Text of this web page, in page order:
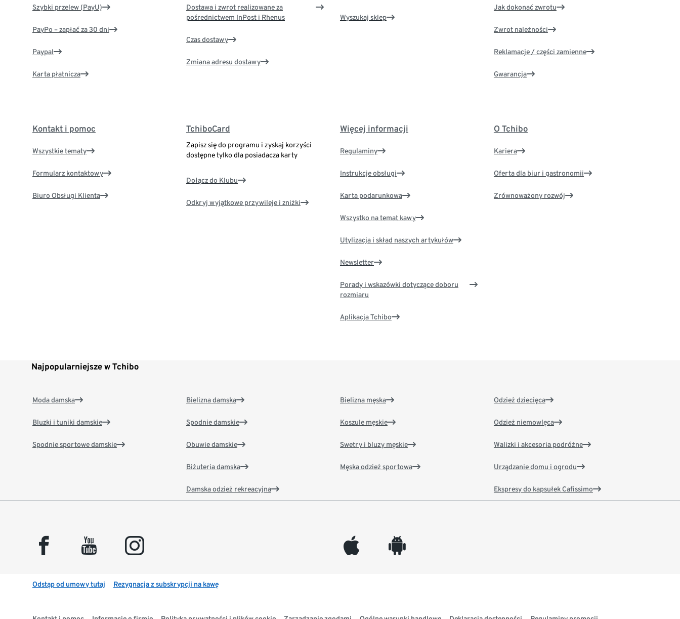
Szybki przelew (PayU)
PayPo – zapłać za 30 dni
Paypal
Karta płatnicza
Dostawa i zwrot realizowane za
pośrednictwem InPost i Rhenus
Czas dostawy
Zmiana adresu dostawy
Wyszukaj sklep
Jak dokonać zwrotu
Zwrot należności
Reklamacje / części zamienne
Gwarancja
Kontakt i pomoc
Wszystkie tematy
Formularz kontaktowy
Biuro Obsługi Klienta
TchiboCard
Zapisz się do programu i zyskaj korzyści
dostępne tylko dla posiadacza karty
Dołącz do Klubu
Odkryj wyjątkowe przywileje i zniżki
Więcej informacji
Regulaminy
Instrukcje obsługi
Karta podarunkowa
Wszystko na temat kawy
Utylizacja i skład naszych artykułów
Newsletter
Porady i wskazówki dotyczące doboru
rozmiaru
Aplikacja Tchibo
O Tchibo
Kariera
Oferta dla biur i gastronomii
Zrównoważony rozwój
Najpopularniejsze w Tchibo
Moda damska
Bluzki i tuniki damskie
Spodnie sportowe damskie
Bielizna damska
Spodnie damskie
Obuwie damskie
Biżuteria damska
Damska odzież rekreacyjna
Bielizna męska
Koszule męskie
Swetry i bluzy męskie
Męska odzież sportowa
Odzież dziecięca
Odzież niemowlęca
Walizki i akcesoria podróżne
Urządzanie domu i ogrodu
Ekspresy do kapsułek Cafissimo
facebook youtube instagram appleinc android
Odstąp od umowy tutaj Rezygnacja z subskrypcji na kawę